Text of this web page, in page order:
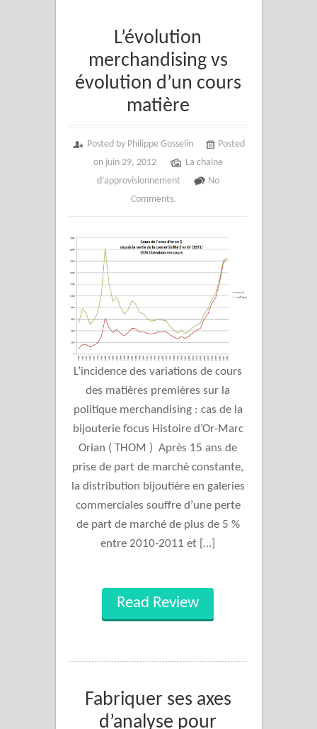
L’évolution
merchandising vs
évolution d’un cours
matière
Posted by Philippe Gosselin
Posted
on juin 29, 2012
La chaine
d’approvisionnement
No
Comments.
L’incidence des variations de cours
des matières premières sur la
politique merchandising : cas de la
bijouterie focus Histoire d’Or-Marc
Orian ( THOM ) Après 15 ans de
prise de part de marché constante,
la distribution bijoutière en galeries
commerciales souffre d’une perte
de part de marché de plus de 5 %
entre 2010-2011 et […]
Read Review
Fabriquer ses axes
d’analyse pour